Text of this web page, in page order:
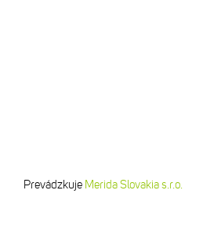
Prevádzkuje Merida Slovakia s.r.o.